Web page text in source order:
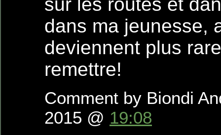
dans ma jeunesse,
deviennent plus
remettre!
Comment by Biondi
2015 @ 19:08